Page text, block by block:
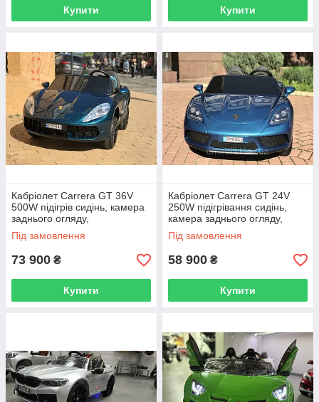
Купити Купити
Кабріолет Carrera GT 36V
500W підігрів сидінь, камера
заднього огляду,
підсвічування днища,
сигналізація
Під замовлення
73 900 ₴
Купити
Кабріолет Carrera GT 24V
250W підігрівання сидінь,
камера заднього огляду,
підсвічування днища,
сигналізація
Під замовлення
58 900 ₴
Купити